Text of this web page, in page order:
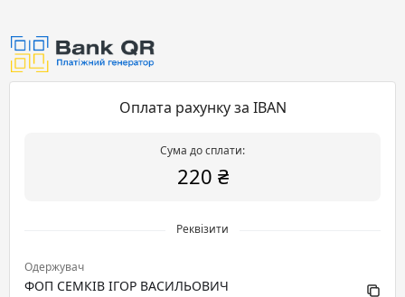
Оплата рахунку за IBAN
Сума до сплати:
220 ₴
Реквізити
Одержувач
ФОП СЕМКІВ ІГОР ВАСИЛЬОВИЧ